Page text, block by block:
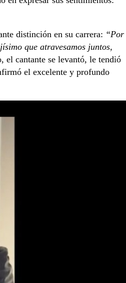
distinción en su carrera: “Por
que atravesamos juntos,
el cantante se levantó, le tendió
el excelente y profundo